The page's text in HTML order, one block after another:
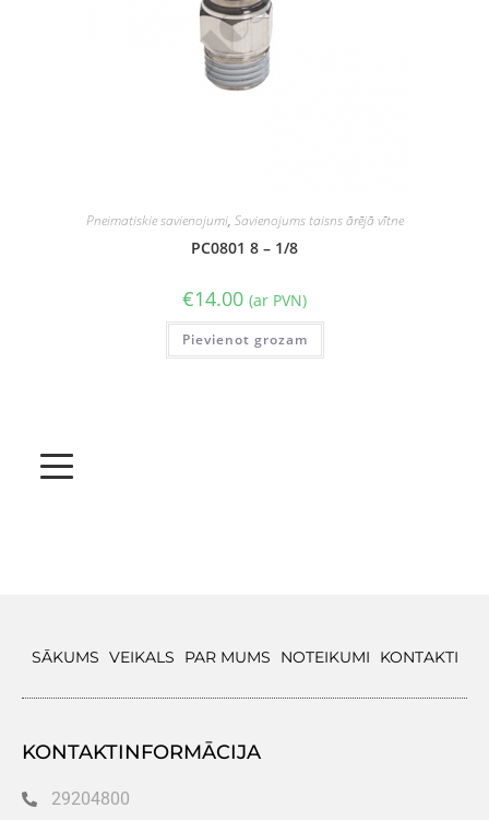
Pneimatiskie savienojumi, Savienojums taisns ārējā vītne
PC0801 8 – 1/8
€14.00 (ar PVN)
Pievienot grozam
SĀKUMS VEIKALS PAR MUMS NOTEIKUMI KONTAKTI
KONTAKTINFORMĀCIJA
29204800